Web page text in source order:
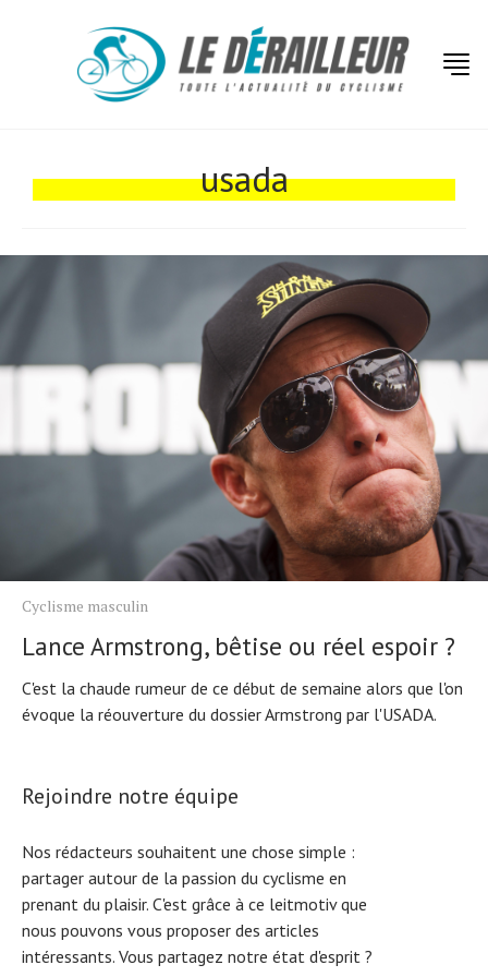
usada
Cyclisme masculin
Lance Armstrong, bêtise ou réel espoir ?
C'est la chaude rumeur de ce début de semaine alors que l'on
évoque la réouverture du dossier Armstrong par l'USADA.
Rejoindre notre équipe
Nos rédacteurs souhaitent une chose simple :
partager autour de la passion du cyclisme en
prenant du plaisir. C'est grâce à ce leitmotiv que
nous pouvons vous proposer des articles
intéressants. Vous partagez notre état d'esprit ?
Actualités
Tests de produits
À propos